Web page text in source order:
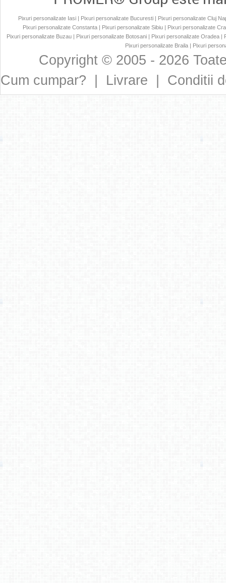
Pixuri personalizate Iasi| Pixuri personalizate Bucuresti| Pixuri personalizate Cluj
Pixuri personalizate Constanta | Pixuri personalizate Sibiu | Pixuri personalizate
Pixuri personalizate Buzau| Pixuri personalizate Botosani| Pixuri personalizate Oradea|
Pixuri personalizate Braila| Pixuri
Copyright © 2005 - 2026
Cum cumpar?
Livrare Conditii